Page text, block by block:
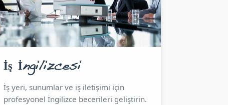
İş İngilizcesi
İş yeri, sunumlar ve iş iletişimi için
profesyonel İngilizce becerileri geliştirin.